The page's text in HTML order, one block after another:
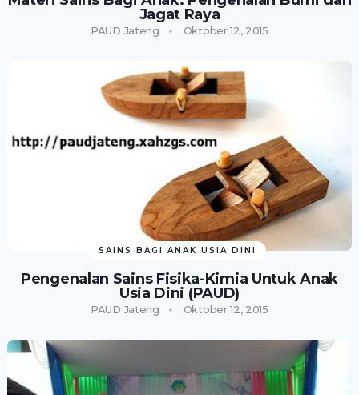
Jagat Raya
PAUD Jateng Oktober 12, 2015
SAINS BAGI ANAK USIA DINI
Pengenalan Sains Fisika-Kimia Untuk Anak
Usia Dini (PAUD)
PAUD Jateng Oktober 12, 2015